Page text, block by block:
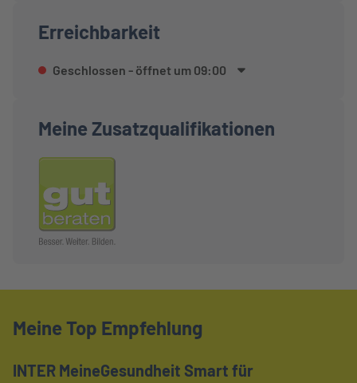
Erreichbarkeit
Geschlossen - öffnet um 09:00
Meine Zusatzqualifikationen
Meine Top Empfehlung
INTER MeineGesundheit Smart für